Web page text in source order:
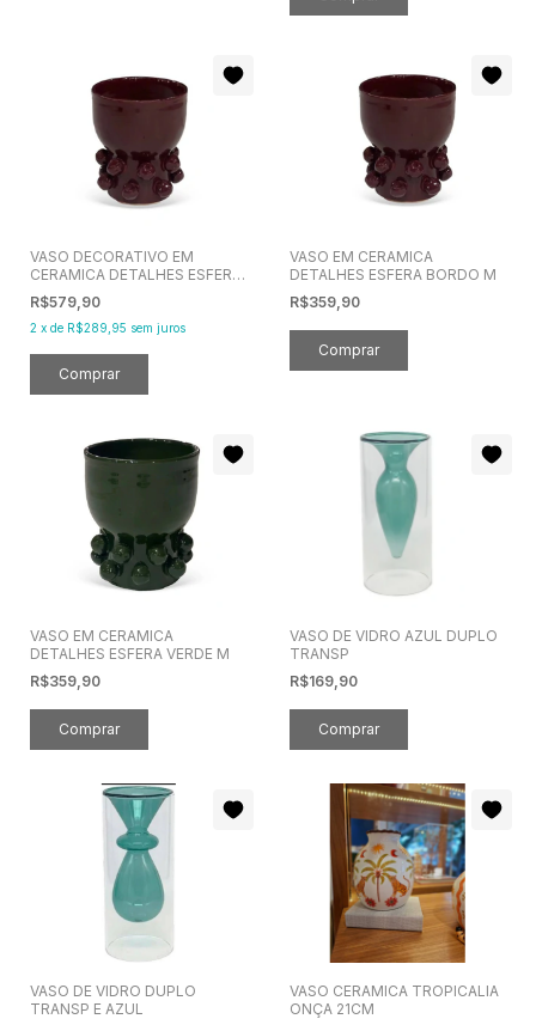
VASO DECORATIVO EM
CERAMICA DETALHES ESFERA
BORDO G
R$579,90
2 x de R$289,95 sem juros
VASO EM CERAMICA
DETALHES ESFERA BORDO M
R$359,90
VASO EM CERAMICA
DETALHES ESFERA VERDE M
R$359,90
VASO DE VIDRO AZUL DUPLO
TRANSP
R$169,90
VASO DE VIDRO DUPLO
TRANSP E AZUL
VASO CERAMICA TROPICALIA
ONÇA 21CM